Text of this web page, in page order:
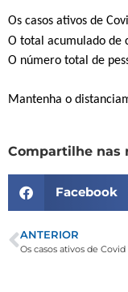
Os casos ativos de
O total acumulado de
O número total de
Mantenha o
Compartilhe nas
Facebook
ANTERIOR
Os casos ativos de